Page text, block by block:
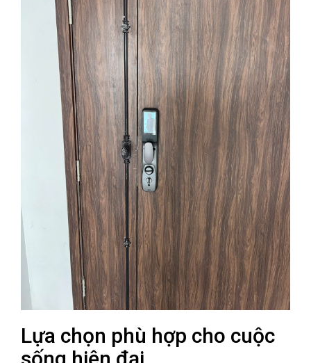
Lựa chọn phù hợp cho cuộc